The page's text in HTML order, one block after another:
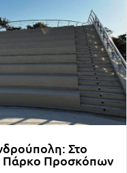
Στο
Πάρκο Προσκόπων